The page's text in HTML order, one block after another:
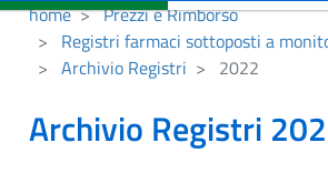
home
Prezzi e Rimborso
Registri farmaci sottoposti a
Archivio Registri
2022
Archivio Registri